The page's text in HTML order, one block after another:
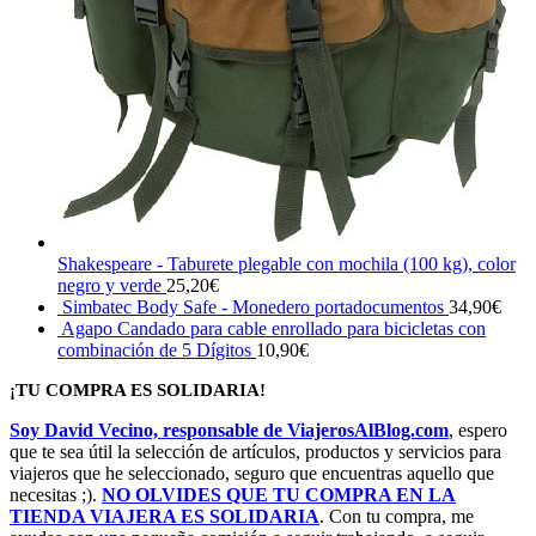
Shakespeare - Taburete plegable con mochila (100 kg), color
negro y verde 25,20€
Simbatec Body Safe - Monedero portadocumentos 34,90€
Agapo Candado para cable enrollado para bicicletas con
combinación de 5 Dígitos 10,90€
¡TU COMPRA ES SOLIDARIA!
Soy David Vecino, responsable de ViajerosAlBlog.com, espero
que te sea útil la selección de artículos, productos y servicios para
viajeros que he seleccionado, seguro que encuentras aquello que
necesitas ;). NO OLVIDES QUE TU COMPRA EN LA
TIENDA VIAJERA ES SOLIDARIA. Con tu compra, me